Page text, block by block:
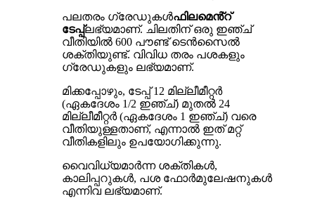
പലതരം ഗ്രേഡുകൾഫിലമെൻ്റ്
ടേപ്പ്ലഭ്യമാണ്. ചിലതിന് ഒരു ഇഞ്ച്
വീതിയിൽ 600 പൗണ്ട് ടെൻസൈൽ
ശക്തിയുണ്ട്. വിവിധ തരം പശകളും
ഗ്രേഡുകളും ലഭ്യമാണ്.
മിക്കപ്പോഴും, ടേപ്പ് 12 മില്ലീമീറ്റർ
(ഏകദേശം 1/2 ഇഞ്ച്) മുതൽ 24
മില്ലീമീറ്റർ (ഏകദേശം 1 ഇഞ്ച്) വരെ
വീതിയുള്ളതാണ്, എന്നാൽ ഇത് മറ്റ്
വീതികളിലും ഉപയോഗിക്കുന്നു.
വൈവിധ്യമാർന്ന ശക്തികൾ,
കാലിപ്പറുകൾ, പശ ഫോർമുലേഷനുകൾ
എന്നിവ ലഭ്യമാണ്.